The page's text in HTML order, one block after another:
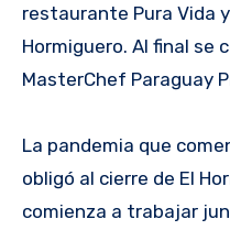
restaurante Pura Vida
Hormiguero. Al final se
MasterChef Paraguay
La pandemia que
obligó al cierre de El
comienza a trabajar